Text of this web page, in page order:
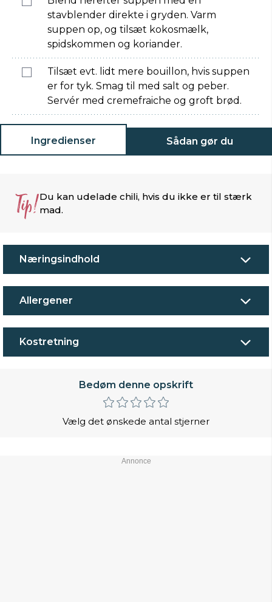
stavblender direkte i gryden. Varm
suppen op, og tilsæt kokosmælk,
spidskommen og koriander.
Tilsæt evt. lidt mere bouillon, hvis suppen
er for tyk. Smag til med salt og peber.
Servér med cremefraiche og groft brød.
Ingredienser Sådan gør du
Tip!Du kan udelade chili, hvis du ikke er til stærk
mad.
Næringsindhold
Allergener
Kostretning
Bedøm denne opskrift
Vælg det ønskede antal stjerner